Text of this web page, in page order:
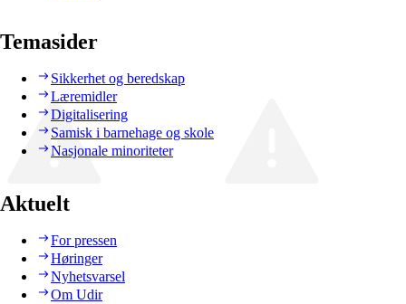
Temasider
Sikkerhet og beredskap
Læremidler
Digitalisering
Samisk i barnehage og skole
Nasjonale minoriteter
Aktuelt
For pressen
Høringer
Nyhetsvarsel
Om Udir